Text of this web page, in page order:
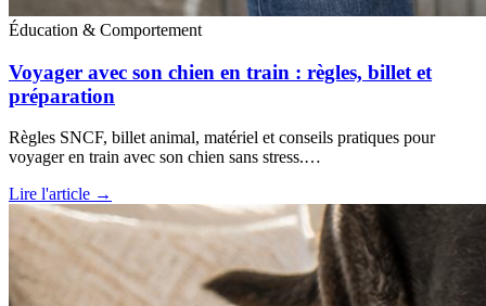
Éducation & Comportement
Voyager avec son chien en train : règles, billet et
préparation
Règles SNCF, billet animal, matériel et conseils pratiques pour
voyager en train avec son chien sans stress.…
Lire l'article →